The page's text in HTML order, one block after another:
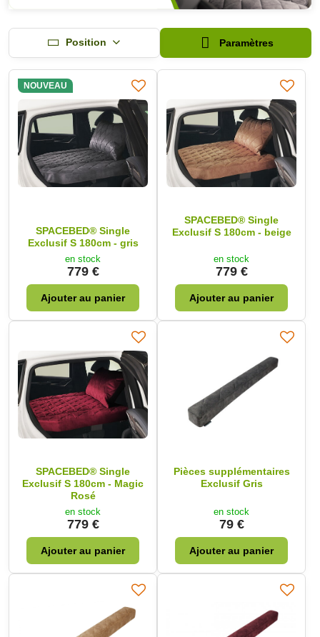
Position Paramètres
NOUVEAU
SPACEBED® Single
Exclusif S 180cm - gris
en stock
779 €
Ajouter au panier
SPACEBED® Single
Exclusif S 180cm - beige
en stock
779 €
Ajouter au panier
SPACEBED® Single
Exclusif S 180cm - Magic
Rosé
en stock
779 €
Ajouter au panier
Pièces supplémentaires
Exclusif Gris
en stock
79 €
Ajouter au panier